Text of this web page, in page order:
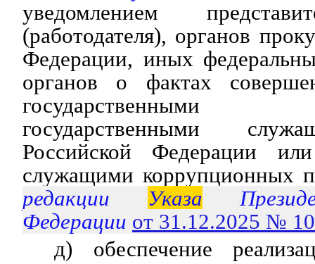
уведомлением
(работодателя), органов
Федерации, иных
органов о фактах
государственными
Российской Федерации
служащими коррупционных
редакции Указа
Федерации от 31.12.2025 №
д) обеспечение